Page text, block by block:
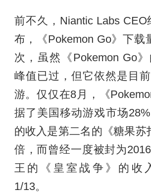
前不久，Niantic Labs CEO
布，《Pokemon Go》下载
次，虽然《Pokemon Go
峰值已过，但它依然是目
游。仅仅在8月，《
据了美国移动游戏市场
的收入是第二名的《糖果苏
倍，而曾经一度被封为
王的《皇室战争》的收
1/13。